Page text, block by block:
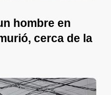
hombre en
cerca de la